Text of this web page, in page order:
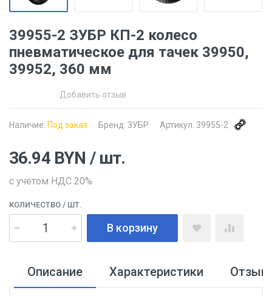
39955-2 ЗУБР КП-2 колесо
пневматическое для тачек 39950,
39952, 360 мм
Добавить отзыв
Наличие: Под заказ Бренд: ЗУБР Артикул: 39955-2
36.94 BYN / шт.
с учетом НДС 20%
КОЛИЧЕСТВО / ШТ.
В корзину
Описание Характеристики